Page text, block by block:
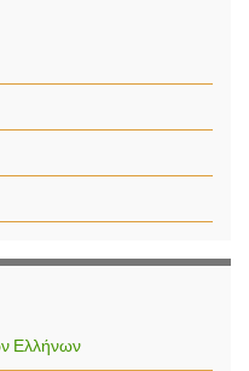
Ελλήνων